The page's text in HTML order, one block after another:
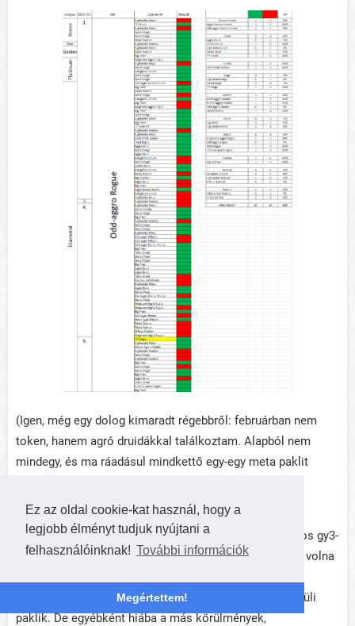
Ez az oldal cookie-kat használ, hogy a
legjobb élményt tudjuk nyújtani a
felhasználóinknak! További információk
Megértettem!
(Igen, még egy dolog kimaradt régebbről: februárban nem
token, hanem agró druidákkal találkoztam. Alapból nem
mindegy, és ma ráadásul mindkettő egy-egy meta paklit
térfelet.)
Első nap szépen feljutottam gyémántba, de aztán sajnos gy3-
nál, majd gy1-nél is megrekedtem egy kicsit. Rá kellett volna
természetesen elenyésző számban akadnak metán kívüli
paklik. De egyébként hiába a más körülmények,